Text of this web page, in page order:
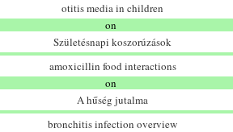
otitis media in children
on
Születésnapi koszorúzások
amoxicillin food interactions
on
A hűség jutalma
bronchitis infection overview